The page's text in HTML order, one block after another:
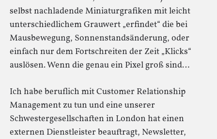
selbst nachladende Miniaturgrafiken mit leicht
unterschiedlichem Grauwert „erfindet“ die bei
Mausbewegung, Sonnenstandsänderung, oder
einfach nur dem Fortschreiten der Zeit „Klicks“
auslösen. Wenn die genau ein Pixel groß sind…
Ich habe beruflich mit Customer Relationship
Management zu tun und eine unserer
Schwestergesellschaften in London hat einen
externen Dienstleister beauftragt, Newsletter,